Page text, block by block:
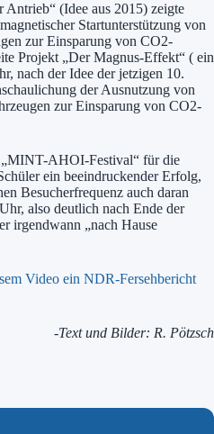
Antrieb“ (Idee aus 2015) zeigte
Startunterstützung von
zur Einsparung von CO2-
Projekt „Der Magnus-Effekt“ ( ein
nach der Idee der jetzigen 10.
der Ausnutzung von
zur Einsparung von CO2-
„MINT-AHOI-Festival“ für die
ein beeindruckender Erfolg,
Besucherfrequenz auch daran
also deutlich nach Ende der
irgendwann „nach Hause
Video ein NDR-Fersehbericht
-Text und Bilder: R. Pötzsch